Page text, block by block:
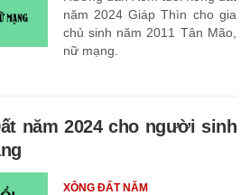
năm 2024 Giáp Thìn cho gia
chủ sinh năm 2011 Tân Mão,
nữ mạng.
năm 2024 cho người sinh
XÔNG ĐẤT NĂM